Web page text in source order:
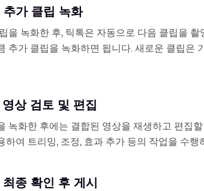
가 클립 녹화
을 녹화한 후, 틱톡은 자동으로 다음 클립을
추가 클립을 녹화하면 됩니다. 새로운 클립은
상 검토 및 편집
녹화한 후에는 결합된 영상을 재생하고 편집
하여 트리밍, 조정, 효과 추가 등의 작업을 수행
종 확인 후 게시